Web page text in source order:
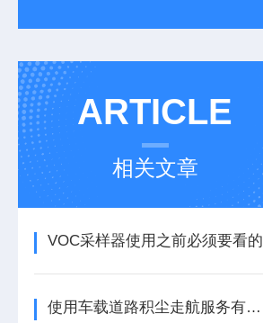
ARTICLE
相关文章
VOC采样器使用之前必须要看的
使用车载道路积尘走航服务有什么好处？